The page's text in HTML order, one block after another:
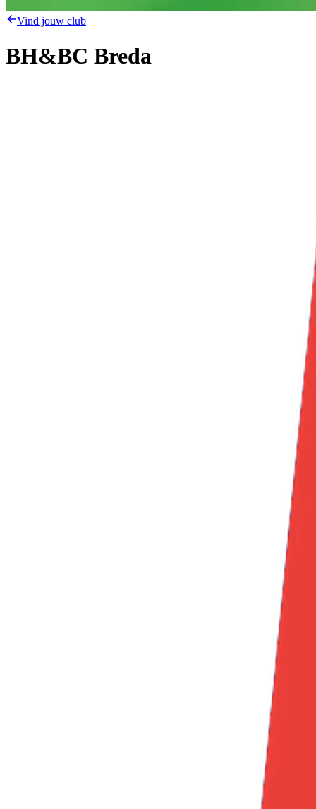
Vind jouw club
BH&BC Breda